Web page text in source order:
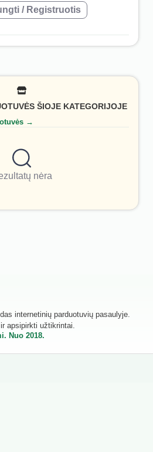
/ Registruotis
ŠIOJE KATEGORIJOJE
→
nėra
internetinių parduotuvių pasaulyje.
apsipirkti užtikrintai.
Nuo 2018.